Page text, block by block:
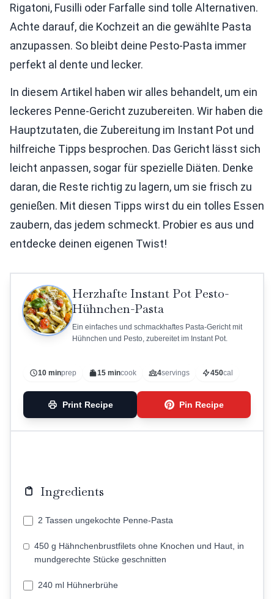
Rigatoni, Fusilli oder Farfalle sind tolle Alternativen.
Achte darauf, die Kochzeit an die gewählte Pasta
anzupassen. So bleibt deine Pesto-Pasta immer
perfekt al dente und lecker.
In diesem Artikel haben wir alles behandelt, um ein
leckeres Penne-Gericht zuzubereiten. Wir haben die
Hauptzutaten, die Zubereitung im Instant Pot und
hilfreiche Tipps besprochen. Das Gericht lässt sich
leicht anpassen, sogar für spezielle Diäten. Denke
daran, die Reste richtig zu lagern, um sie frisch zu
genießen. Mit diesen Tipps wirst du ein tolles Essen
zaubern, das jedem schmeckt. Probier es aus und
entdecke deinen eigenen Twist!
Herzhafte Instant Pot Pesto-
Hühnchen-Pasta
Ein einfaches und schmackhaftes Pasta-Gericht mit
Hühnchen und Pesto, zubereitet im Instant Pot.
10 minprep 15 mincook 4servings 450cal
Print Recipe Pin Recipe
Ingredients
2 Tassen ungekochte Penne-Pasta
450 g Hähnchenbrustfilets ohne Knochen und Haut, in
mundgerechte Stücke geschnitten
240 ml Hühnerbrühe